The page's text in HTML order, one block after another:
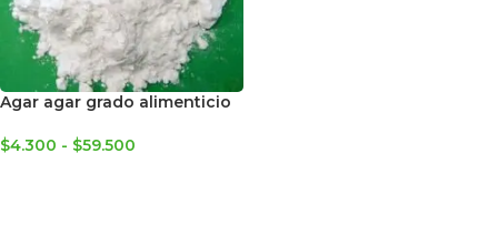
Agar agar grado alimenticio
$4.300 - $59.500